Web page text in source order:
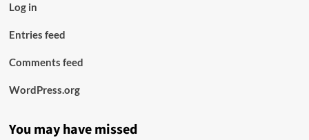
Log in
Entries feed
Comments feed
WordPress.org
You may have missed